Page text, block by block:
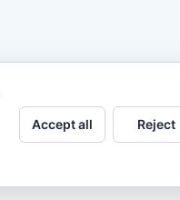
Accept all Reject